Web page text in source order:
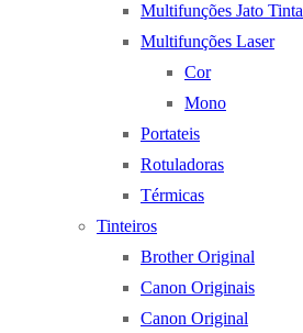
Multifunções Jato Tinta
Multifunções Laser
Cor
Mono
Portateis
Rotuladoras
Térmicas
Tinteiros
Brother Original
Canon Originais
Canon Original